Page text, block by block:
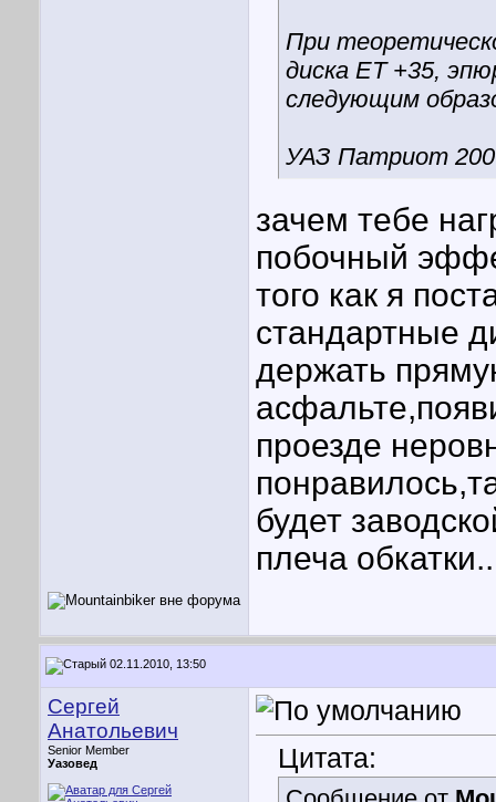
При
диска ЕТ +35,
следующим
УАЗ Патриот
зачем тебе
побочный
того как я
стандартные
держать
проезде
будет
плеча
02.11.2010, 13:50
Сергей
Анатольевич
Senior Member
Уазовед
Цитата: